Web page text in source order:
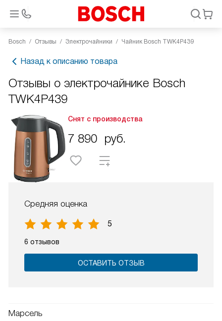
Bosch Отзывы Электрочайники Чайник Bosch TWK4P439
Назад к описанию товара
Отзывы о электрочайнике Bosch
TWK4P439
Снят с производства
7 890 руб.
Средняя оценка
5
6 отзывов
ОСТАВИТЬ ОТЗЫВ
Марсель